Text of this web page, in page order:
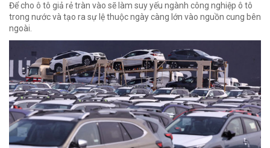
Để cho ô tô giả rẻ tràn vào sẽ làm suy yếu ngành công nghiệp ô tô
trong nước và tạo ra sự lệ thuộc ngày càng lớn vào nguồn cung bên
ngoài.